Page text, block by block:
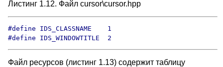
Листинг 1.12. Файл cursor\cursor.hpp
#define IDS_CLASSNAME    1
#define IDS_WINDOWTITLE  2
Файл ресурсов (листинг 1.13) содержит таблицу